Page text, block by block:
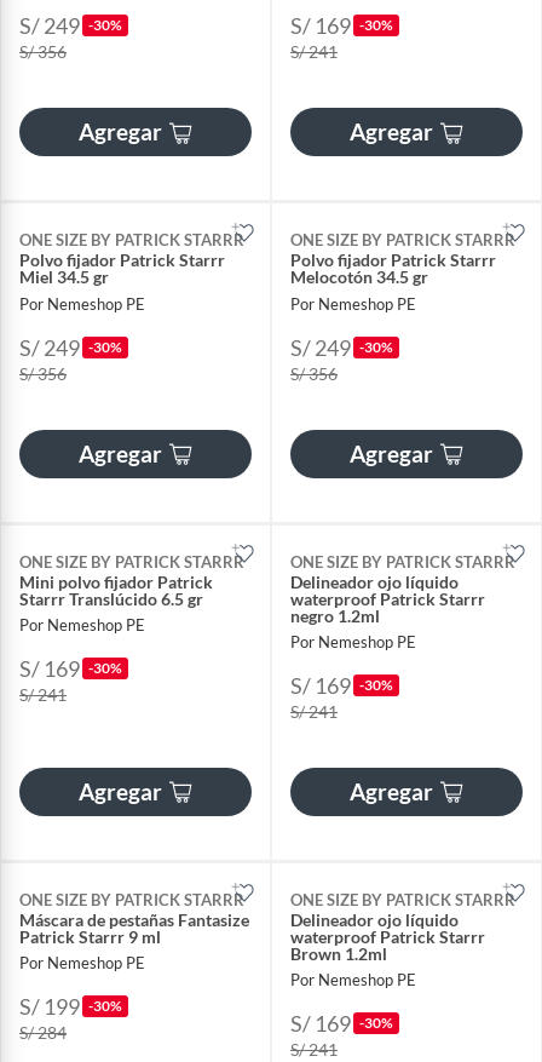
S/ 249 -30%
S/ 356
Agregar
S/ 169 -30%
S/ 241
Agregar
ONE SIZE BY PATRICK STARRR
Polvo fijador Patrick Starrr
Miel 34.5 gr
Por Nemeshop PE
S/ 249 -30%
S/ 356
Agregar
ONE SIZE BY PATRICK STARRR
Polvo fijador Patrick Starrr
Melocotón 34.5 gr
Por Nemeshop PE
S/ 249 -30%
S/ 356
Agregar
ONE SIZE BY PATRICK STARRR
Mini polvo fijador Patrick
Starrr Translúcido 6.5 gr
Por Nemeshop PE
S/ 169 -30%
S/ 241
Agregar
ONE SIZE BY PATRICK STARRR
Delineador ojo líquido
waterproof Patrick Starrr
negro 1.2ml
Por Nemeshop PE
S/ 169 -30%
S/ 241
Agregar
ONE SIZE BY PATRICK STARRR
Máscara de pestañas Fantasize
Patrick Starrr 9 ml
Por Nemeshop PE
S/ 199 -30%
S/ 284
ONE SIZE BY PATRICK STARRR
Delineador ojo líquido
waterproof Patrick Starrr
Brown 1.2ml
Por Nemeshop PE
S/ 169 -30%
S/ 241